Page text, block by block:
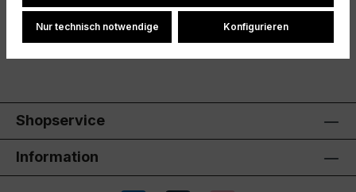
Bewertungen
Shopservice
Information
Nur technisch notwendige Konfigurieren